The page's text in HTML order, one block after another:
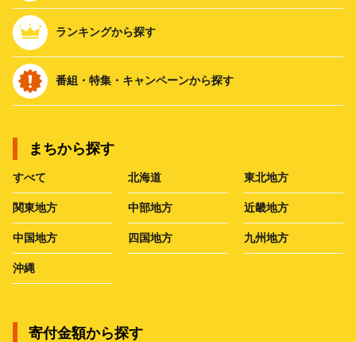
ランキングから探す
番組・特集・キャンペーンから探す
まちから探す
すべて 北海道 東北地方
関東地方 中部地方 近畿地方
中国地方 四国地方 九州地方
沖縄
寄付金額から探す